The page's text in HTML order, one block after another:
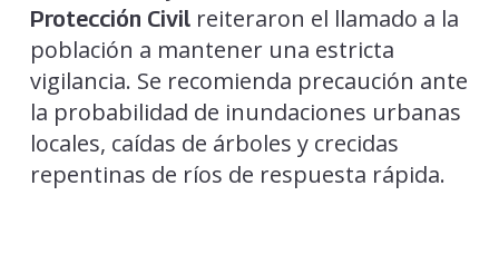
Protección Civilreiteraron el llamado a la
población a mantener una estricta
vigilancia. Se recomienda precaución ante
la probabilidad de inundaciones urbanas
locales, caídas de árboles y crecidas
repentinas de ríos de respuesta rápida.